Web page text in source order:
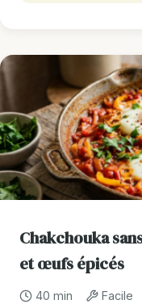
Chakchouka
et œufs épicés
40 min Facile